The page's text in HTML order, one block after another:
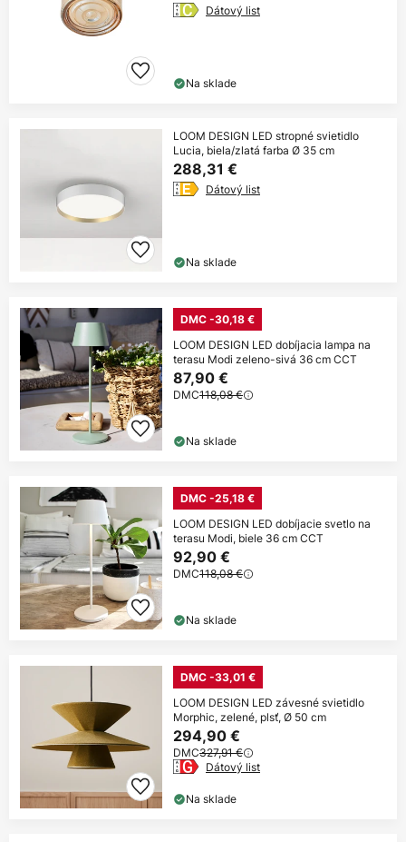
Dátový list
Na sklade
LOOM DESIGN LED stropné svietidlo
Lucia, biela/zlatá farba Ø 35 cm
288,31 €
Dátový list
Na sklade
DMC -30,18 €
LOOM DESIGN LED dobíjacia lampa na
terasu Modi zeleno-sivá 36 cm CCT
87,90 €
DMC118,08 €
Na sklade
DMC -25,18 €
LOOM DESIGN LED dobíjacie svetlo na
terasu Modi, biele 36 cm CCT
92,90 €
DMC118,08 €
Na sklade
DMC -33,01 €
LOOM DESIGN LED závesné svietidlo
Morphic, zelené, plsť, Ø 50 cm
294,90 €
DMC327,91 €
Dátový list
Na sklade